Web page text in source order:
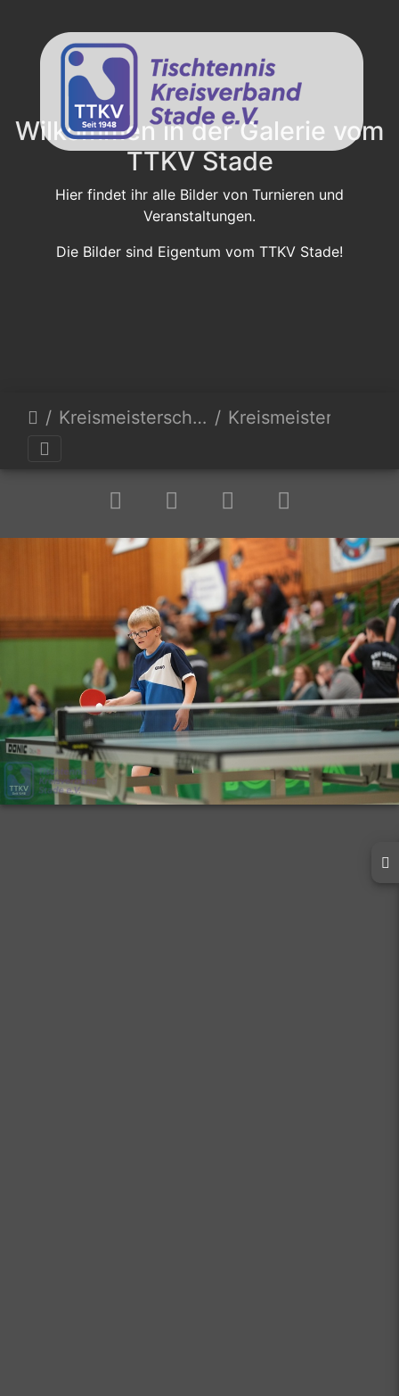
Wilkommen in der Galerie vom
TTKV Stade
Hier findet ihr alle Bilder von Turnieren und
Veranstaltungen.
Die Bilder sind Eigentum vom TTKV Stade!
Kreismeisterschaften 23 Kreismeisterschaft TTKV Stade 23-70